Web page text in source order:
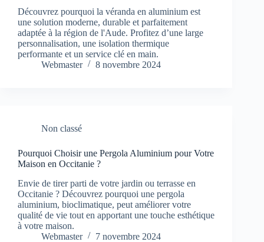
Découvrez pourquoi la véranda en aluminium est
une solution moderne, durable et parfaitement
adaptée à la région de l'Aude. Profitez d’une large
personnalisation, une isolation thermique
performante et un service clé en main.
Webmaster
8 novembre 2024
Non classé
Pourquoi Choisir une Pergola Aluminium pour Votre
Maison en Occitanie ?
Envie de tirer parti de votre jardin ou terrasse en
Occitanie ? Découvrez pourquoi une pergola
aluminium, bioclimatique, peut améliorer votre
qualité de vie tout en apportant une touche esthétique
à votre maison.
Webmaster
7 novembre 2024